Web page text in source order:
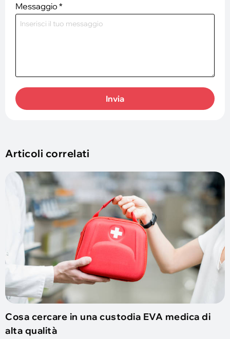
Messaggio *
Invia
Articoli correlati
Cosa cercare in una custodia EVA medica di
alta qualità